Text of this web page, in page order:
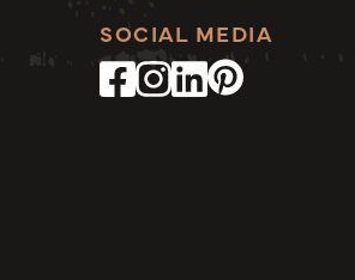
SOCIAL MEDIA